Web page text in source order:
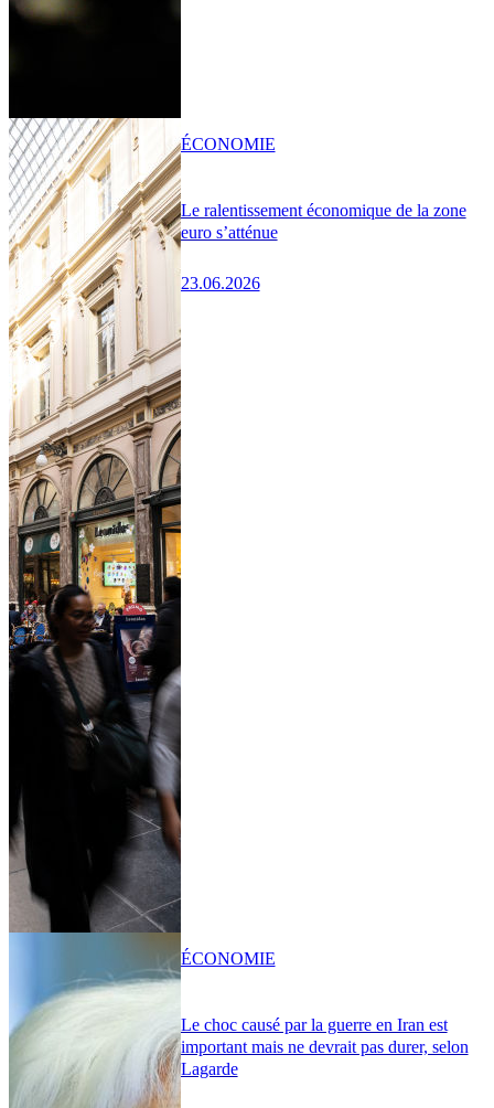
Le ralentissement économique de la zone
euro s’atténue
23.06.2026
ÉCONOMIE
Le choc causé par la guerre en Iran est
important mais ne devrait pas durer, selon
Lagarde
ÉCONOMIE